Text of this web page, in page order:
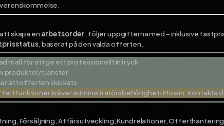
skapa en arbetsorder, följer uppgifterna med – inklusive
, baserat på den valda offerten.
mall för att ge ett professionellt intryck
produkter/tjänster
att offerten skickats
kräver administratörsbehörighet i Mowin. Kontakta
Försäljning, Affärsutveckling, Kundrelationer, Offerthantering